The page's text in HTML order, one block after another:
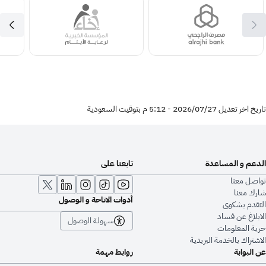
تاريخ اخر تعديل 27‏/07‏/2026 - 5:12 م بتوقيت السعودية
عن البوابة
روابط مهمة
الدعم و المساعدة
تواصل معنا
شارك معنا
التقدم بشكوى
الابلاغ عن فساد
حرية المعلومات
الاشتراك بالخدمة البريدية
تابعنا على
أدوات الاتاحة و الوصول
سهولة الوصول